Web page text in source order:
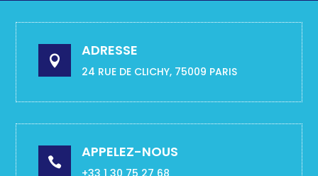

ADRESSE
24 RUE DE CLICHY, 75009 PARIS

APPELEZ-NOUS
+33 1 30 75 27 68